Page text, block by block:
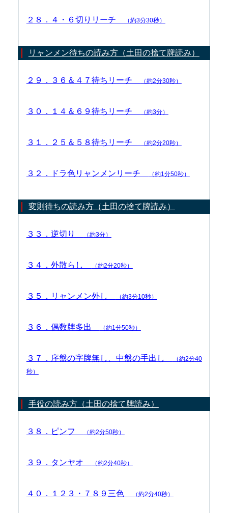
２８．４・６切りリーチ （約3分30秒）
リャンメン待ちの読み方（土田の捨て牌読み）
２９．３６＆４７待ちリーチ （約2分30秒）
３０．１４＆６９待ちリーチ （約3分）
３１．２５＆５８待ちリーチ （約2分20秒）
３２．ドラ色リャンメンリーチ （約1分50秒）
変則待ちの読み方（土田の捨て牌読み）
３３．逆切り （約3分）
３４．外散らし （約2分20秒）
３５．リャンメン外し （約3分10秒）
３６．偶数牌多出 （約1分50秒）
３７．序盤の字牌無し、中盤の手出し
（約2分40
秒）
手役の読み方（土田の捨て牌読み）
３８．ピンフ （約2分50秒）
３９．タンヤオ （約2分40秒）
４０．１２３・７８９三色 （約2分40秒）